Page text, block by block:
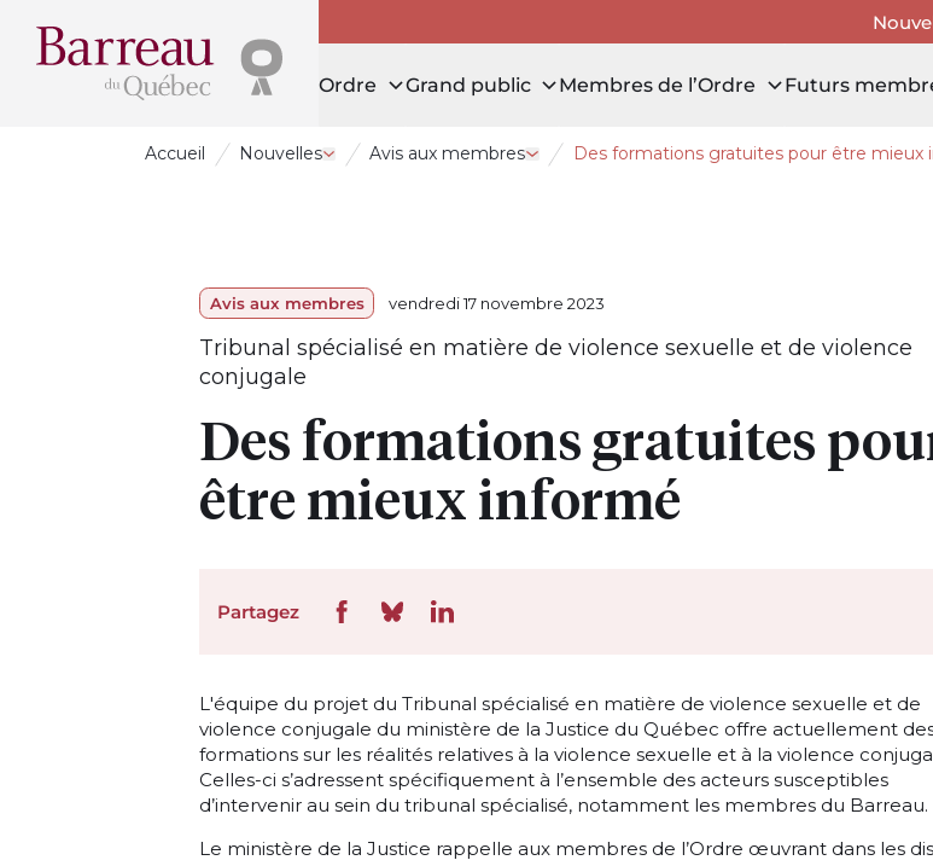
Ordre Grand public Membres de l’Ordre Futurs
Accueil Nouvelles Ouvrir le tiroir Nouvelles
Avis aux membres Ouvrir le tiroir Avis aux membres
Des formations gratuites pour être mieux
Avis aux membres vendredi 17 novembre 2023
Tribunal spécialisé en matière de violence sexuelle et de violence
conjugale
Des formations gratuites
être mieux informé
Partagez
L'équipe du projet du Tribunal spécialisé en matière de violence sexuelle et de
violence conjugale du ministère de la Justice du Québec offre actuellement
formations sur les réalités relatives à la violence sexuelle et à la violence
Celles-ci s’adressent spécifiquement à l’ensemble des acteurs susceptibles
d’intervenir au sein du tribunal spécialisé, notamment les membres du Barreau.
Le ministère de la Justice rappelle aux membres de l’Ordre œuvrant dans les